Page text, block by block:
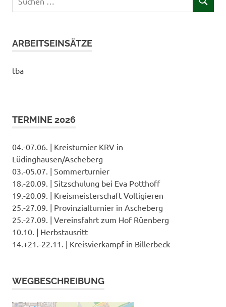
nach:
SUCHEN
ARBEITSEINSÄTZE
tba
TERMINE 2026
04.-07.06. | Kreisturnier KRV in
Lüdinghausen/Ascheberg
03.-05.07. | Sommerturnier
18.-20.09. | Sitzschulung bei Eva Potthoff
19.-20.09. | Kreismeisterschaft Voltigieren
25.-27.09. | Provinzialturnier in Ascheberg
25.-27.09. | Vereinsfahrt zum Hof Rüenberg
10.10. | Herbstausritt
14.+21.-22.11. | Kreisvierkampf in Billerbeck
WEGBESCHREIBUNG